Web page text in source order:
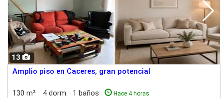
13
Amplio piso en Caceres, gran potencial
130 m² 4 dorm. 1 baños Hace 4 horas